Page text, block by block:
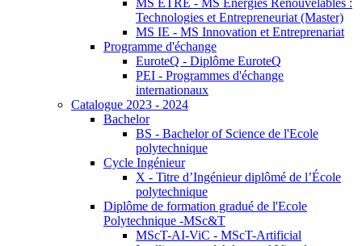
MS ETRE - MS Energies Renouvelables :
Technologies et Entrepreneuriat (Master)
MS IE - MS Innovation et Entreprenariat
Programme d'échange
EuroteQ - Diplôme EuroteQ
PEI - Programmes d'échange
internationaux
Catalogue 2023 - 2024
Bachelor
BS - Bachelor of Science de l'Ecole
polytechnique
Cycle Ingénieur
X - Titre d’Ingénieur diplômé de l’École
polytechnique
Diplôme de formation gradué de l'Ecole
Polytechnique -MSc&T
MScT-AI-ViC - MScT-Artificial